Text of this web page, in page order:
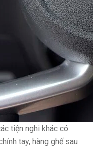
tiện nghi khác có
tay, hàng ghế sau